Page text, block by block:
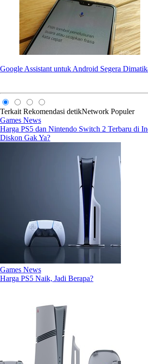
Google Assistant untuk Android Segera
Terkait Rekomendasi detikNetwork Populer
Games News
Harga PS5 dan Nintendo Switch 2 Terbaru di
Diskon Gak Ya?
Games News
Harga PS5 Naik, Jadi Berapa?